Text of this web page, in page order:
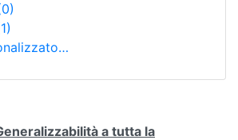
a tutta la